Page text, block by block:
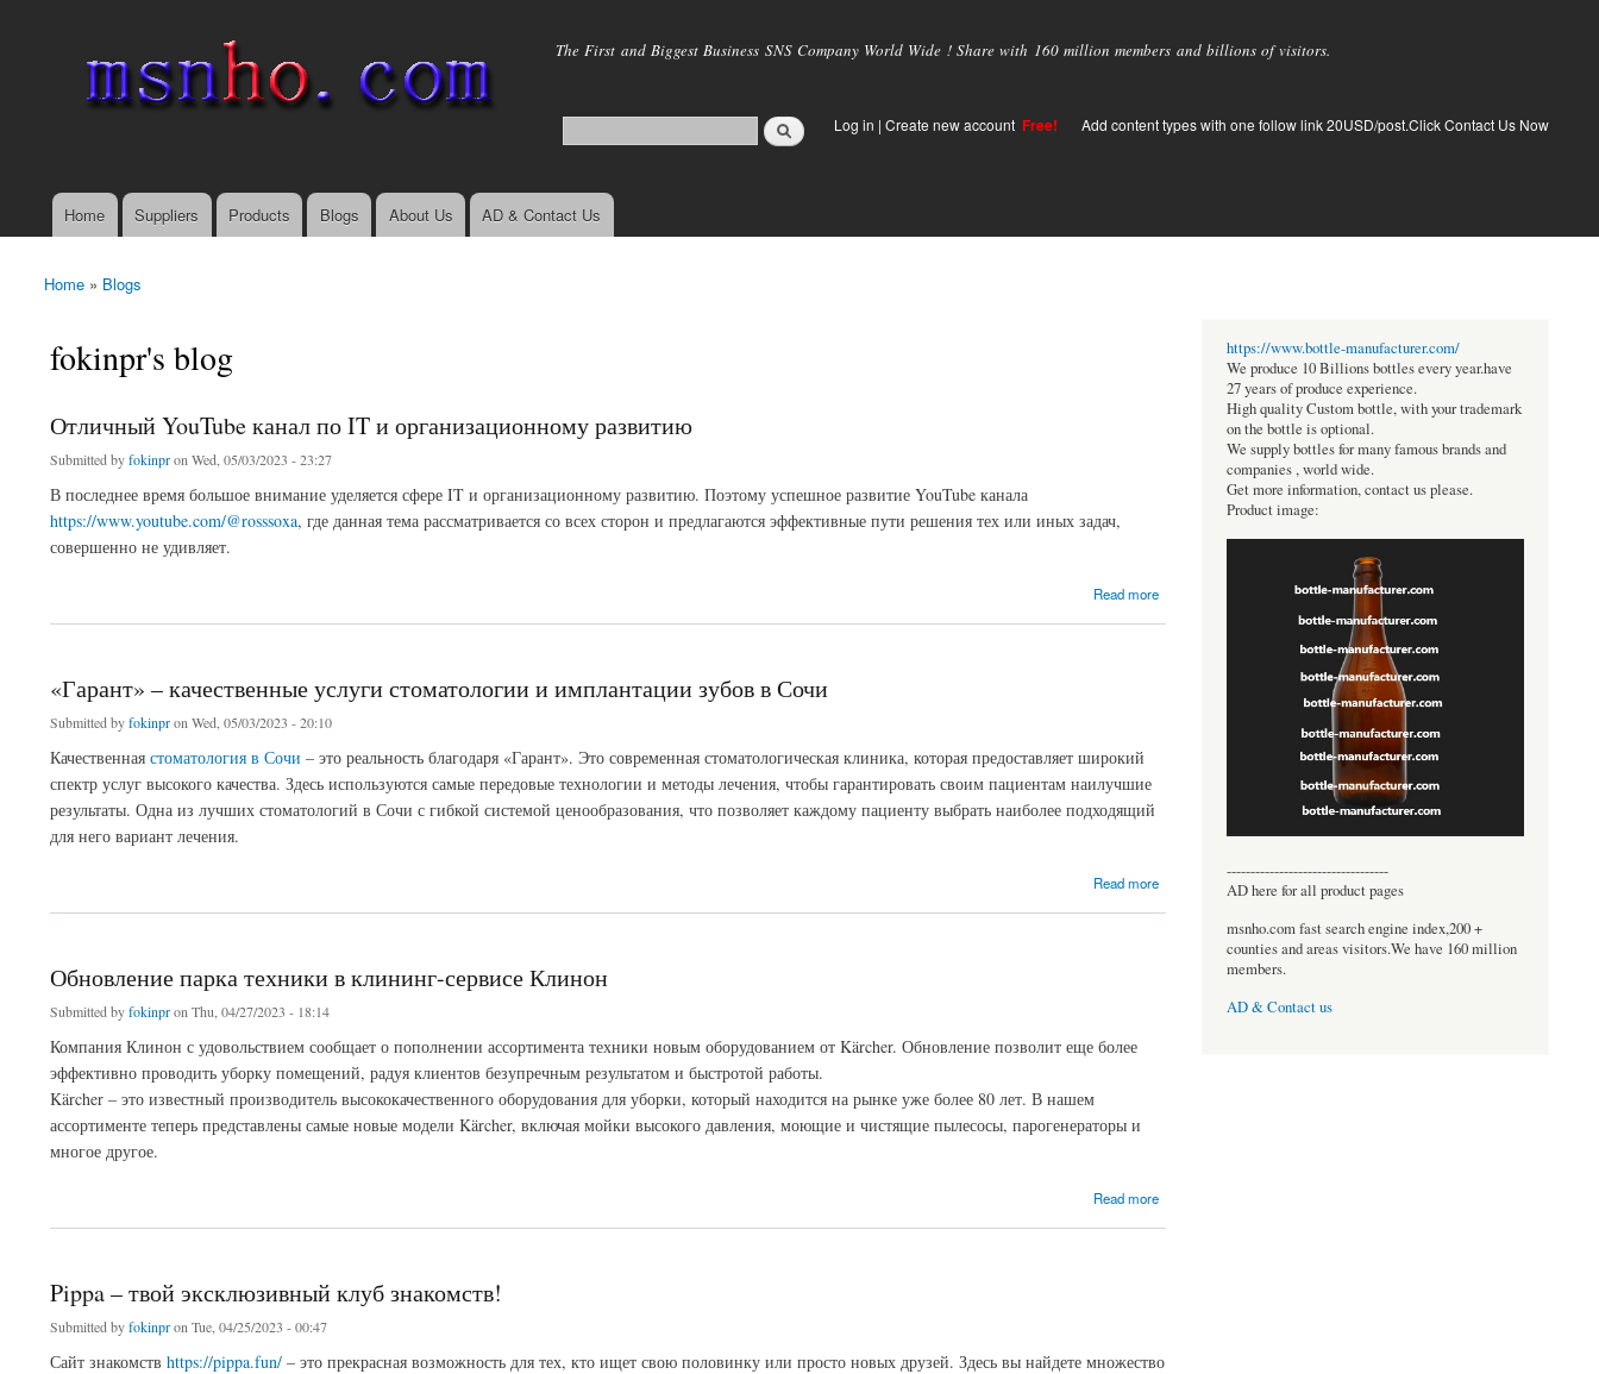
main
The First and Biggest Business SNS Company World Wide ! Share with 160 million members and billions of visitors.
Log in | Create new account Free! Add content types with one follow link 20USD/post.Click Contact Us Now
Main menu
Home Suppliers Products Blogs About Us AD & Contact Us
You are here
Home » Blogs
fokinpr's blog
Отличный YouTube канал по IT и организационному развитию
Submitted byfokinpron Wed, 05/03/2023 - 23:27
В последнее время большое внимание уделяется сфере IT и организационному развитию. Поэтому успешное развитие YouTube канала
https://www.youtube.com/@rosssoxa, где данная тема рассматривается со всех сторон и предлагаются эффективные пути решения тех или иных задач,
совершенно не удивляет.
Read more
«Гарант» – качественные услуги стоматологии и имплантации зубов в Сочи
Submitted byfokinpron Wed, 05/03/2023 - 20:10
Качественная стоматология в Сочи – это реальность благодаря «Гарант». Это современная стоматологическая клиника, которая предоставляет широкий
спектр услуг высокого качества. Здесь используются самые передовые технологии и методы лечения, чтобы гарантировать своим пациентам наилучшие
результаты. Одна из лучших стоматологий в Сочи с гибкой системой ценообразования, что позволяет каждому пациенту выбрать наиболее подходящий
для него вариант лечения.
Read more
Обновление парка техники в клининг-сервисе Клинон
Submitted byfokinpron Thu, 04/27/2023 - 18:14
Компания Клинон с удовольствием сообщает о пополнении ассортимента техники новым оборудованием от Kärcher. Обновление позволит еще более
эффективно проводить уборку помещений, радуя клиентов безупречным результатом и быстротой работы.
Kärcher – это известный производитель высококачественного оборудования для уборки, который находится на рынке уже более 80 лет. В нашем
ассортименте теперь представлены самые новые модели Kärcher, включая мойки высокого давления, моющие и чистящие пылесосы, парогенераторы и
многое другое.
Read more
Pippa – твой эксклюзивный клуб знакомств!
Submitted byfokinpron Tue, 04/25/2023 - 00:47
Сайт знакомств https://pippa.fun/ – это прекрасная возможность для тех, кто ищет свою половинку или просто новых друзей. Здесь вы найдете множество
https://www.bottle-manufacturer.com/
We produce 10 Billions bottles every year.have
27 years of produce experience.
High quality Custom bottle, with your trademark
on the bottle is optional.
We supply bottles for many famous brands and
companies , world wide.
Get more information, contact us please.
Product image:
----------------------------------
AD here for all product pages
msnho.com fast search engine index,200 +
counties and areas visitors.We have 160 million
members.
AD & Contact us